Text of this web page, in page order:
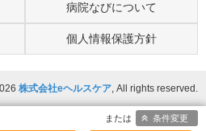
病院なびについて
個人情報保護方針
株式会社eヘルスケア, All rights reserved.
条件変更